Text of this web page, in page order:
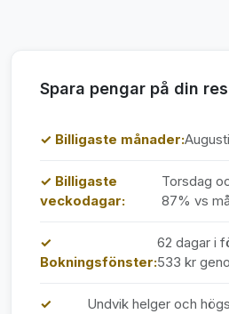
Spara pengar på din
✓ Billigaste månader:
✓ Billigaste
veckodagar:
Torsdag
87% vs
✓
Bokningsfönster:
62 dagar i
533 kr
✓
Undvik helger och